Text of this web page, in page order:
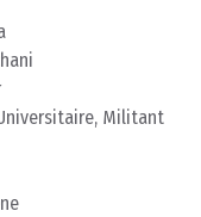
Militant